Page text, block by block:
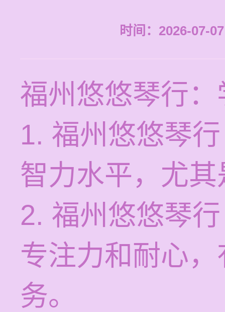
时间：2026-07-
福州悠悠琴行
1. 福州悠悠琴
智力水平，尤
2. 福州悠悠琴
专注力和耐心
务。